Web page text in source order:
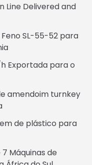
Line Delivered and
SL-55-52 para
Exportada para o
amendoim turnkey
de plástico para
Máquinas de